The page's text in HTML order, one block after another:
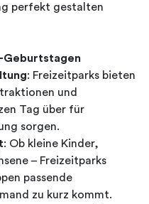
perfekt gestalten
Geburtstagen
: Freizeitparks bieten
und
Tag über für
sorgen.
: Ob kleine Kinder,
– Freizeitparks
passende
zu kurz kommt.